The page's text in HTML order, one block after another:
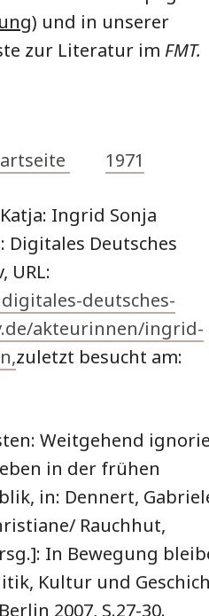
) und in unserer
zur Literatur im FMT.
1971
Ingrid Sonja
Digitales Deutsches
URL:
deutsches-
akteurinnen/ingrid-
zuletzt besucht am:
Weitgehend
in der frühen
in: Dennert,
Rauchhut,
In Bewegung
Kultur und
2007, S.27-30.